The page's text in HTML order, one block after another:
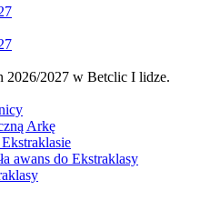
2026/2027 w Betclic I lidze.
Arkę
awans do Ekstraklasy